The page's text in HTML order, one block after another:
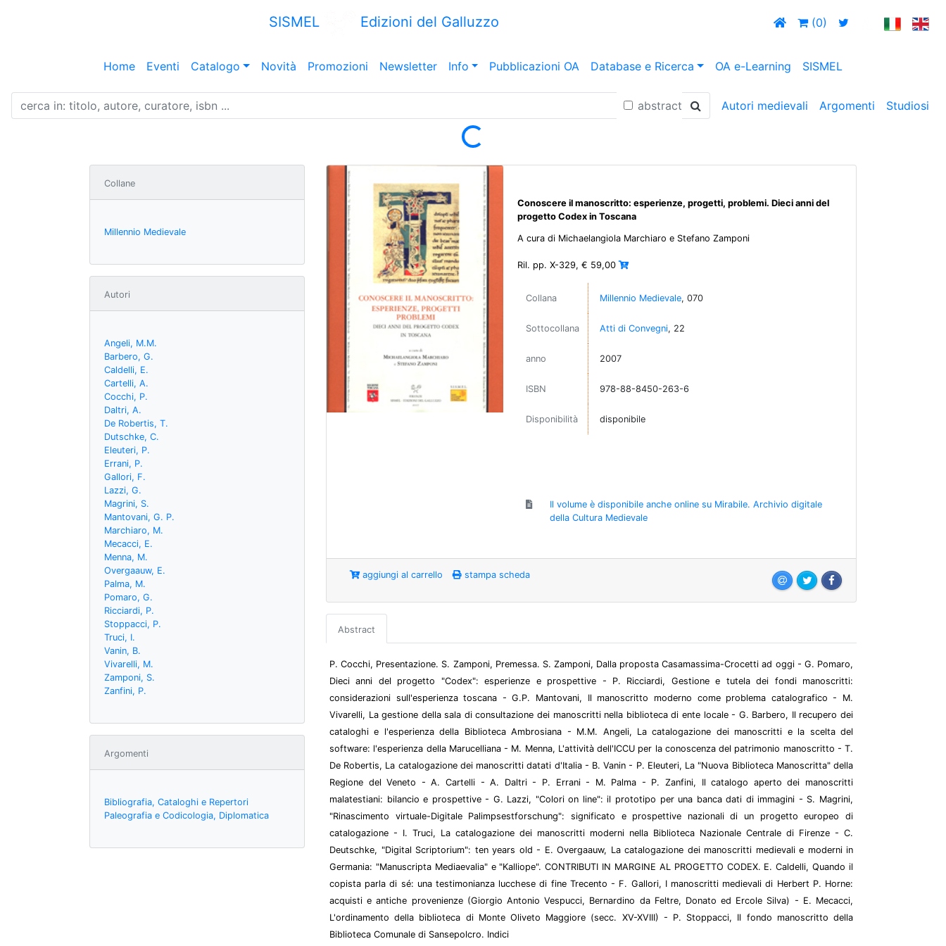
SISMEL Edizioni del Galluzzo (0)
Home Eventi Catalogo Novità Promozioni Newsletter Info Pubblicazioni OA Database e Ricerca OA e-Learning SISMEL
abstract Autori medievali Argomenti Studiosi
Loading...
Collane
Millennio Medievale
Autori
Angeli, M.M.
Barbero, G.
Caldelli, E.
Cartelli, A.
Cocchi, P.
Daltri, A.
De Robertis, T.
Dutschke, C.
Eleuteri, P.
Errani, P.
Gallori, F.
Lazzi, G.
Magrini, S.
Mantovani, G. P.
Marchiaro, M.
Mecacci, E.
Menna, M.
Overgaauw, E.
Palma, M.
Pomaro, G.
Ricciardi, P.
Stoppacci, P.
Truci, I.
Vanin, B.
Vivarelli, M.
Zamponi, S.
Zanfini, P.
Argomenti
Bibliografia, Cataloghi e Repertori
Paleografia e Codicologia, Diplomatica
Conoscere il manoscritto: esperienze, progetti, problemi. Dieci anni del
progetto Codex in Toscana
A cura di Michaelangiola Marchiaro e Stefano Zamponi
Ril. pp. X-329, € 59,00
Collana Millennio Medievale, 070
Sottocollana Atti di Convegni, 22
anno 2007
ISBN 978-88-8450-263-6
Disponibilità disponibile
Il volume è disponibile anche online su Mirabile. Archivio digitale
della Cultura Medievale
aggiungi al carrello stampa scheda
Abstract
P. Cocchi, Presentazione. S. Zamponi, Premessa. S. Zamponi, Dalla proposta Casamassima-Crocetti ad oggi - G. Pomaro,
Dieci anni del progetto "Codex": esperienze e prospettive - P. Ricciardi, Gestione e tutela dei fondi manoscritti:
considerazioni sull'esperienza toscana - G.P. Mantovani, Il manoscritto moderno come problema catalografico - M.
Vivarelli, La gestione della sala di consultazione dei manoscritti nella biblioteca di ente locale - G. Barbero, Il recupero dei
cataloghi e l'esperienza della Biblioteca Ambrosiana - M.M. Angeli, La catalogazione dei manoscritti e la scelta del
software: l'esperienza della Marucelliana - M. Menna, L'attività dell'ICCU per la conoscenza del patrimonio manoscritto - T.
De Robertis, La catalogazione dei manoscritti datati d'Italia - B. Vanin - P. Eleuteri, La "Nuova Biblioteca Manoscritta" della
Regione del Veneto - A. Cartelli - A. Daltri - P. Errani - M. Palma - P. Zanfini, Il catalogo aperto dei manoscritti
malatestiani: bilancio e prospettive - G. Lazzi, "Colori on line": il prototipo per una banca dati di immagini - S. Magrini,
"Rinascimento virtuale-Digitale Palimpsestforschung": significato e prospettive nazionali di un progetto europeo di
catalogazione - I. Truci, La catalogazione dei manoscritti moderni nella Biblioteca Nazionale Centrale di Firenze - C.
Deutschke, "Digital Scriptorium": ten years old - E. Overgaauw, La catalogazione dei manoscritti medievali e moderni in
Germania: "Manuscripta Mediaevalia" e "Kalliope". CONTRIBUTI IN MARGINE AL PROGETTO CODEX. E. Caldelli, Quando il
copista parla di sé: una testimonianza lucchese di fine Trecento - F. Gallori, I manoscritti medievali di Herbert P. Horne:
acquisti e antiche provenienze (Giorgio Antonio Vespucci, Bernardino da Feltre, Donato ed Ercole Silva) - E. Mecacci,
L'ordinamento della biblioteca di Monte Oliveto Maggiore (secc. XV-XVIII) - P. Stoppacci, Il fondo manoscritto della
Biblioteca Comunale di Sansepolcro. Indici